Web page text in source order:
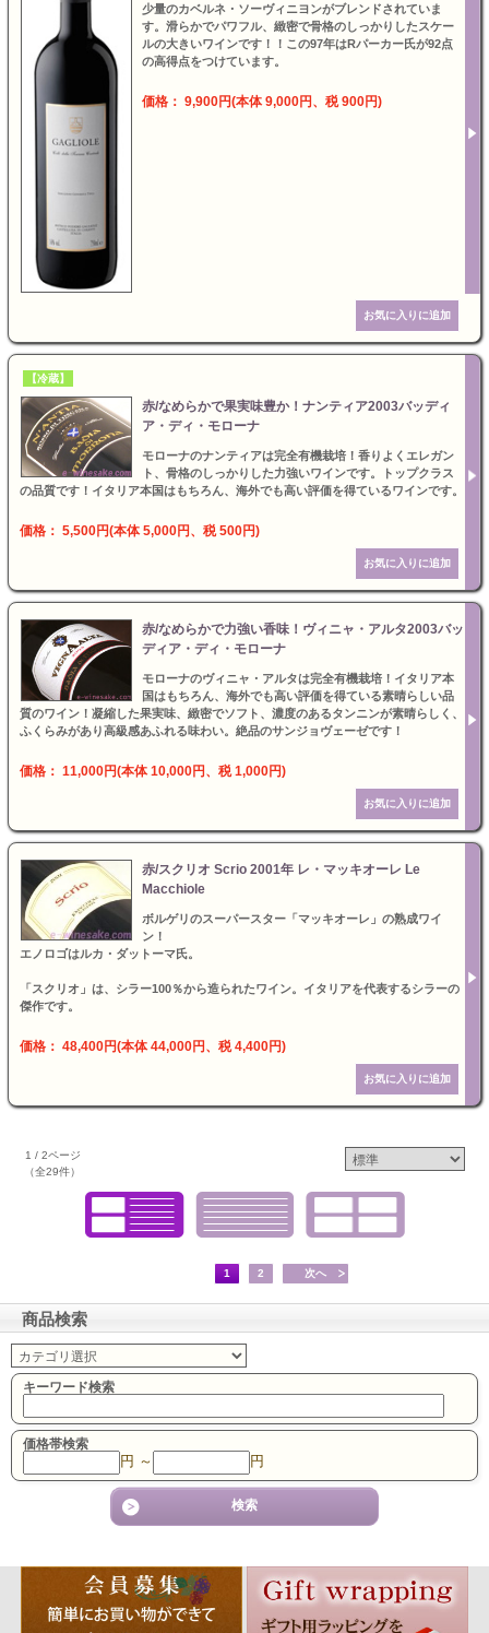
少量のカベルネ・ソーヴィニヨンがブレンドされていま
す。滑らかでパワフル、緻密で骨格のしっかりしたスケー
ルの大きいワインです！！この97年はRパーカー氏が92点
の高得点をつけています。
価格： 9,900円(本体 9,000円、税 900円)
【冷蔵】
赤/なめらかで果実味豊か！ナンティア2003バッディ
ア・ディ・モローナ
モローナのナンティアは完全有機栽培！香りよくエレガン
ト、骨格のしっかりした力強いワインです。トップクラス
の品質です！イタリア本国はもちろん、海外でも高い評価を得ているワインです。
価格： 5,500円(本体 5,000円、税 500円)
赤/なめらかで力強い香味！ヴィニャ・アルタ2003バッ
ディア・ディ・モローナ
モローナのヴィニャ・アルタは完全有機栽培！イタリア本
国はもちろん、海外でも高い評価を得ている素晴らしい品
質のワイン！凝縮した果実味、緻密でソフト、濃度のあるタンニンが素晴らしく、
ふくらみがあり高級感あふれる味わい。絶品のサンジョヴェーゼです！
価格： 11,000円(本体 10,000円、税 1,000円)
赤/スクリオ Scrio 2001年 レ・マッキオーレ Le
Macchiole
ボルゲリのスーパースター「マッキオーレ」の熟成ワイ
ン！
エノロゴはルカ・ダットーマ氏。
「スクリオ」は、シラー100％から造られたワイン。イタリアを代表するシラーの
傑作です。
価格： 48,400円(本体 44,000円、税 4,400円)
1 / 2ページ
（全29件）
1 2 次へ
商品検索
キーワード検索
価格帯検索
円 ～ 円